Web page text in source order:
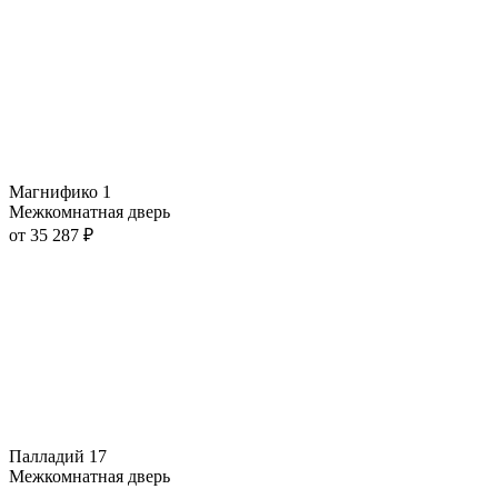
Магнифико 1
Межкомнатная дверь
от 35 287 ₽
Палладий 17
Межкомнатная дверь